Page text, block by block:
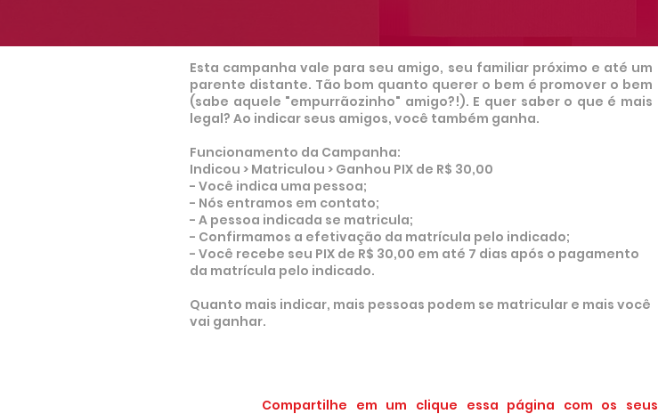
Esta campanha vale para seu amigo, seu familiar próximo e até um
parente distante. Tão bom quanto querer o bem é promover o bem
(sabe aquele "empurrãozinho" amigo?!). E quer saber o que é mais
legal? Ao indicar seus amigos, você também ganha.
Funcionamento da Campanha:
Indicou > Matriculou > Ganhou PIX de R$ 30,00
- Você indica uma pessoa;
- Nós entramos em contato;
- A pessoa indicada se matricula;
- Confirmamos a efetivação da matrícula pelo indicado;
- Você recebe seu PIX de R$ 30,00 em até 7 dias após o pagamento
da matrícula pelo indicado.
Quanto mais indicar, mais pessoas podem se matricular e mais você
vai ganhar.
Compartilhe em um clique essa página com os seus